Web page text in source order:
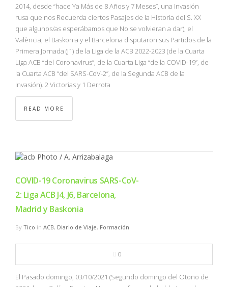
2014, desde “hace Ya Más de 8 Años y 7 Meses”, una Invasión
rusa que nos Recuerda ciertos Pasajes de la Historia del S. XX
que algunos/as esperábamos que No se volvieran a dar), el
València, el Baskonia y el Barcelona disputaron sus Partidos de la
Primera Jornada (J1) de la Liga de la ACB 2022-2023 (de la Cuarta
Liga ACB “del Coronavirus”, de la Cuarta Liga “de la COVID-19”, de
la Cuarta ACB “del SARS-CoV-2”, de la Segunda ACB de la
Invasión). 2 Victorias y 1 Derrota
READ MORE
COVID-19 Coronavirus SARS-CoV-
2: Liga ACB J4, J6, Barcelona,
Madrid y Baskonia
By Tico in ACB, Diario de Viaje, Formación
0
El Pasado domingo, 03/10/2021 (Segundo domingo del Otoño de